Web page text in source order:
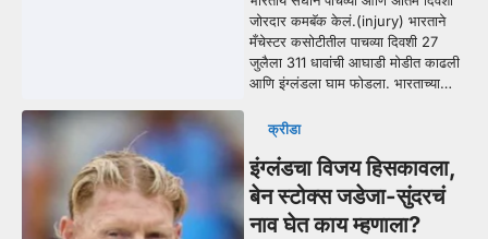
जोरदार कमबॅक केलं.(injury) भारताने
मँचेस्टर कसोटीतील पाचव्या दिवशी 27
जुलैला 311 धावांची आघाडी मोडीत काढली
आणि इंग्लंडला घाम फोडला. भारताच्या…
क्रीडा
इंग्लंडचा विजय हिसकावला,
बेन स्टोक्स जडेजा-सुंदरचं
नाव घेत काय म्हणाला?